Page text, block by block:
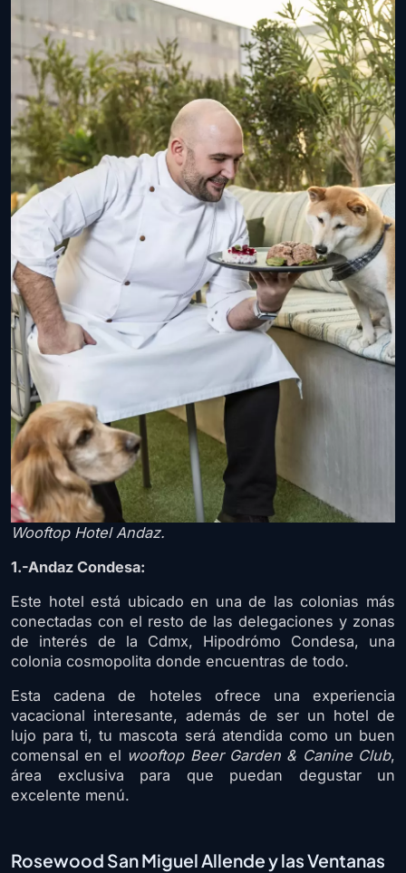
Wooftop Hotel Andaz.
1.-Andaz Condesa:
Este hotel está ubicado en una de las colonias más
conectadas con el resto de las delegaciones y zonas
de interés de la Cdmx, Hipodrómo Condesa, una
colonia cosmopolita donde encuentras de todo.
Esta cadena de hoteles ofrece una experiencia
vacacional interesante, además de ser un hotel de
lujo para ti, tu mascota será atendida como un buen
comensal en el wooftop Beer Garden & Canine Club,
área exclusiva para que puedan degustar un
excelente menú.
Rosewood San Miguel Allende y las Ventanas